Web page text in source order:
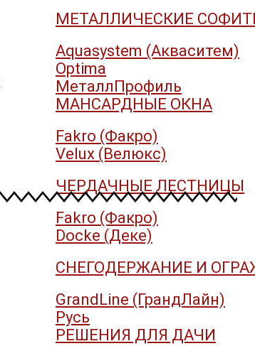
МЕТАЛЛИЧЕСКИЕ
Aquasystem (Акваситем)
Optima
МеталлПрофиль
МАНСАРДНЫЕ ОКНА
Fakro (Факро)
Velux (Велюкс)
ЧЕРДАЧНЫЕ ЛЕСТНИЦЫ
Fakro (Факро)
Docke (Деке)
СНЕГОДЕРЖАНИЕ И
GrandLine (ГрандЛайн)
Русь
РЕШЕНИЯ ДЛЯ ДАЧИ